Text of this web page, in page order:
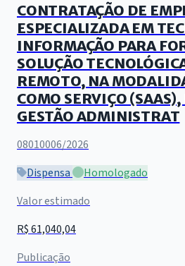
CONTRATAÇÃO DE
ESPECIALIZADA EM
INFORMAÇÃO PARA
SOLUÇÃO
REMOTO, NA
COMO SERVIÇO
GESTÃO ADMINISTRAT
08010006/2026
Dispensa
Homologado
Valor estimado
R$ 61,040,04
Publicação